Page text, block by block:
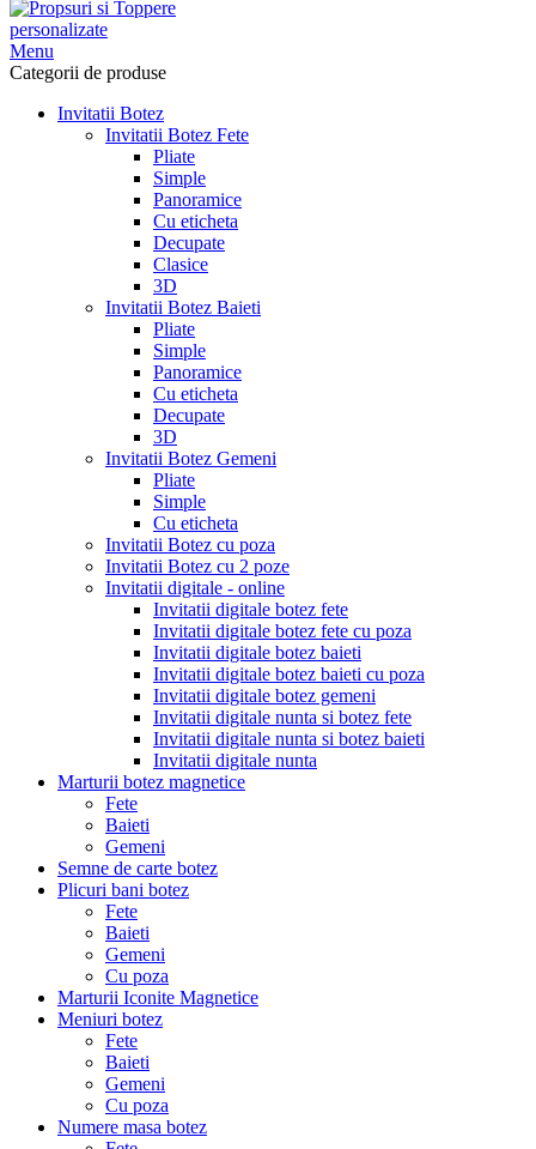
Menu
Categorii de produse
Invitatii Botez
Invitatii Botez Fete
Pliate
Simple
Panoramice
Cu eticheta
Decupate
Clasice
3D
Invitatii Botez Baieti
Pliate
Simple
Panoramice
Cu eticheta
Decupate
3D
Invitatii Botez Gemeni
Pliate
Simple
Cu eticheta
Invitatii Botez cu poza
Invitatii Botez cu 2 poze
Invitatii digitale - online
Invitatii digitale botez fete
Invitatii digitale botez fete cu poza
Invitatii digitale botez baieti
Invitatii digitale botez baieti cu poza
Invitatii digitale botez gemeni
Invitatii digitale nunta si botez fete
Invitatii digitale nunta si botez baieti
Invitatii digitale nunta
Marturii botez magnetice
Fete
Baieti
Gemeni
Semne de carte botez
Plicuri bani botez
Fete
Baieti
Gemeni
Cu poza
Marturii Iconite Magnetice
Meniuri botez
Fete
Baieti
Gemeni
Cu poza
Numere masa botez